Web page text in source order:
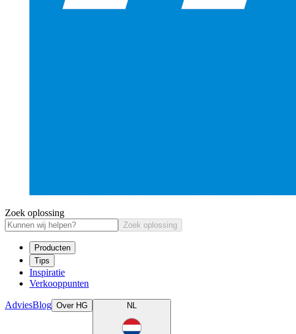
Zoek oplossing
Zoek oplossing
Producten
Tips
Inspiratie
Verkooppunten
AdviesBlog Over HG NL